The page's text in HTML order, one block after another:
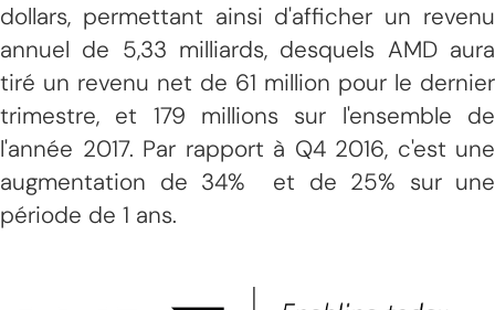
dollars, permettant ainsi d'afficher un revenu
annuel de 5,33 milliards, desquels AMD aura
tiré un revenu net de 61 million pour le dernier
trimestre, et 179 millions sur l'ensemble de
l'année 2017. Par rapport à Q4 2016, c'est une
augmentation de 34% et de 25% sur une
période de 1 ans.